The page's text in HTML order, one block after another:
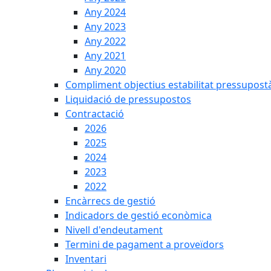
Any 2024
Any 2023
Any 2022
Any 2021
Any 2020
Compliment objectius estabilitat
Liquidació de pressupostos
Contractació
2026
2025
2024
2023
2022
Encàrrecs de gestió
Indicadors de gestió econòmica
Nivell d'endeutament
Termini de pagament a proveïdors
Inventari